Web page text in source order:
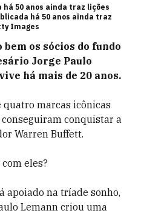
50 anos ainda traz lições
há 50 anos ainda traz
Images
os sócios do fundo
Jorge Paulo
há mais de 20 anos.
quatro marcas icônicas
conquistar a
Warren Buffett.
eles?
apoiado na tríade sonho,
Lemann criou uma